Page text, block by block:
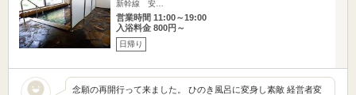
新幹線 安…
営業時間 11:00～19:00
入浴料金 800円～
日帰り
念願の再開行って来ました。 ひのき風呂に変身し素敵 経営者変